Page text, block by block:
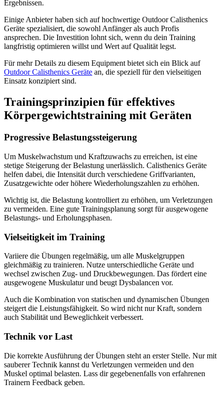
Ergebnissen.
Einige Anbieter haben sich auf hochwertige Outdoor Calisthenics
Geräte spezialisiert, die sowohl Anfänger als auch Profis
ansprechen. Die Investition lohnt sich, wenn du dein Training
langfristig optimieren willst und Wert auf Qualität legst.
Für mehr Details zu diesem Equipment bietet sich ein Blick auf
Outdoor Calisthenics Geräte an, die speziell für den vielseitigen
Einsatz konzipiert sind.
Trainingsprinzipien für effektives
Körpergewichtstraining mit Geräten
Progressive Belastungssteigerung
Um Muskelwachstum und Kraftzuwachs zu erreichen, ist eine
stetige Steigerung der Belastung unerlässlich. Calisthenics Geräte
helfen dabei, die Intensität durch verschiedene Griffvarianten,
Zusatzgewichte oder höhere Wiederholungszahlen zu erhöhen.
Wichtig ist, die Belastung kontrolliert zu erhöhen, um Verletzungen
zu vermeiden. Eine gute Trainingsplanung sorgt für ausgewogene
Belastungs- und Erholungsphasen.
Vielseitigkeit im Training
Variiere die Übungen regelmäßig, um alle Muskelgruppen
gleichmäßig zu trainieren. Nutze unterschiedliche Geräte und
wechsel zwischen Zug- und Druckbewegungen. Das fördert eine
ausgewogene Muskulatur und beugt Dysbalancen vor.
Auch die Kombination von statischen und dynamischen Übungen
steigert die Leistungsfähigkeit. So wird nicht nur Kraft, sondern
auch Stabilität und Beweglichkeit verbessert.
Technik vor Last
Die korrekte Ausführung der Übungen steht an erster Stelle. Nur mit
sauberer Technik kannst du Verletzungen vermeiden und den
Muskel optimal belasten. Lass dir gegebenenfalls von erfahrenen
Trainern Feedback geben.